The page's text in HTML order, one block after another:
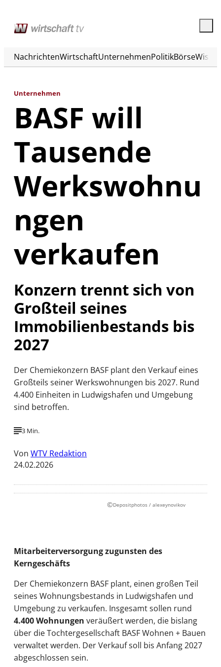
NachrichtenWirtschaftUnternehmenPolitikBörse
Unternehmen
BASF will
Tausende
Werkswohnu
ngen
verkaufen
Konzern trennt sich von
Großteil seines
Immobilienbestands bis
2027
Der Chemiekonzern BASF plant den Verkauf eines
Großteils seiner Werkswohnungen bis 2027. Rund
4.400 Einheiten in Ludwigshafen und Umgebung
sind betroffen.
3 Min.
Von WTV Redaktion
24.02.2026
©Depositphotos / alexeynovikov
Mitarbeiterversorgung zugunsten des
Kerngeschäfts
Der Chemiekonzern BASF plant, einen großen Teil
seines Wohnungsbestands in Ludwigshafen und
Umgebung zu verkaufen. Insgesamt sollen rund
4.400 Wohnungen veräußert werden, die bislang
über die Tochtergesellschaft BASF Wohnen + Bauen
verwaltet werden. Der Verkauf soll bis Anfang 2027
abgeschlossen sein.